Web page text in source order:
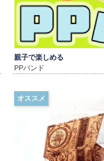
親子で楽しめる
PPバンド
オススメ